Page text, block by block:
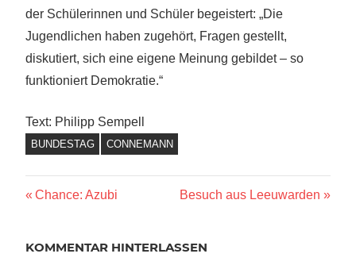
der Schülerinnen und Schüler begeistert: „Die
Jugendlichen haben zugehört, Fragen gestellt,
diskutiert, sich eine eigene Meinung gebildet – so
funktioniert Demokratie.“
Text: Philipp Sempell
BUNDESTAG CONNEMANN
Beitragsnavigation
Vorheriger
Chance: Azubi
Nächster
Besuch aus Leeuwarden
KOMMENTAR HINTERLASSEN